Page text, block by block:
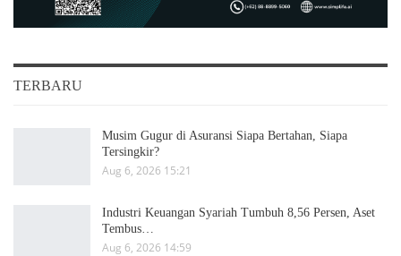
TERBARU
Musim Gugur di Asuransi Siapa Bertahan, Siapa
Tersingkir?
Aug 6, 2026 15:21
Industri Keuangan Syariah Tumbuh 8,56 Persen, Aset
Tembus…
Aug 6, 2026 14:59